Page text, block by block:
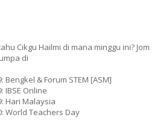
Cikgu Hailmi di mana minggu ini? Jom
di
Bengkel & Forum STEM [ASM]
IBSE Online
Hari Malaysia
World Teachers Day